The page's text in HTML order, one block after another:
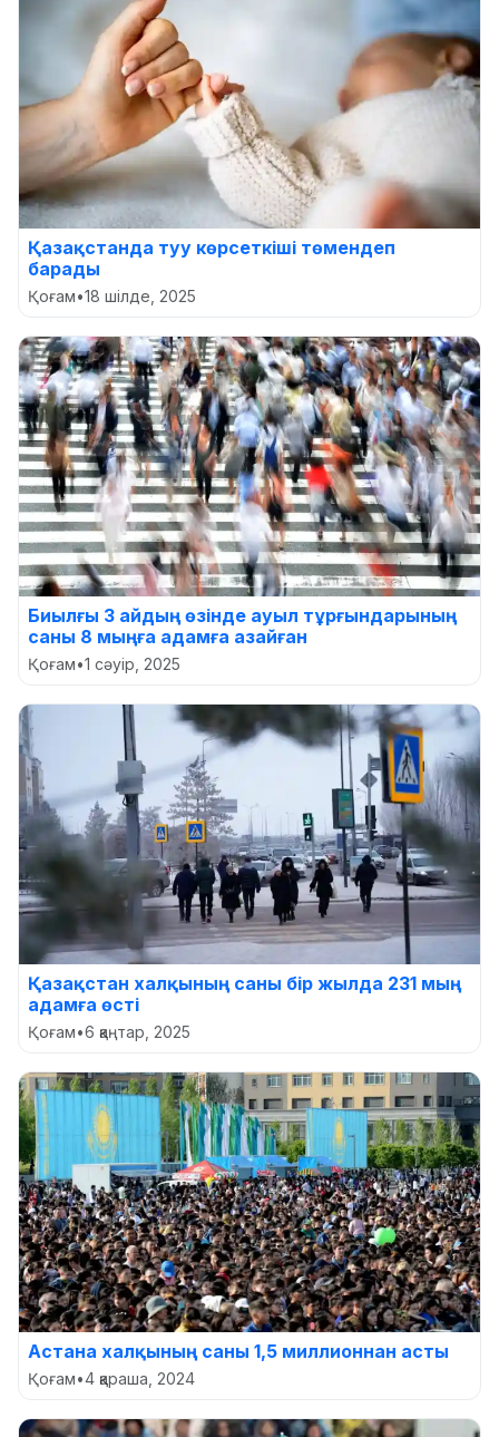
Қазақстанда туу көрсеткіші төмендеп
барады
Қоғам•18 шілде, 2025
Биылғы 3 айдың өзінде ауыл тұрғындарының
саны 8 мыңға адамға азайған
Қоғам•1 сәуір, 2025
Қазақстан халқының саны бір жылда 231 мың
адамға өсті
Қоғам•6 қаңтар, 2025
Астана халқының саны 1,5 миллионнан асты
Қоғам•4 қараша, 2024